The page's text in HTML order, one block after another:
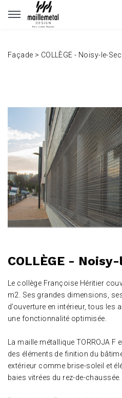
Panneau de gestion des cookies
Façade > COLLÈGE - Noisy-le-Sec
COLLÈGE -
Le collège Françoise Héritier
m2. Ses grandes dimensions,
d’ouverture en intérieur, tous les
une fonctionnalité optimisée.
La maille métallique TORROJA F
des éléments de finition du
extérieur comme brise-soleil et
baies vitrées du rez-de-chaussée.